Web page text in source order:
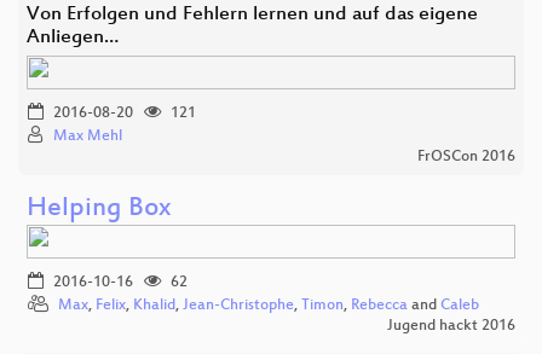
Von Erfolgen und Fehlern lernen und auf das eigene
Anliegen…
2016-08-20
121
Max Mehl
FrOSCon 2016
Helping Box
2016-10-16
62
Max, Felix, Khalid, Jean-Christophe, Timon, Rebecca and Caleb
Jugend hackt 2016